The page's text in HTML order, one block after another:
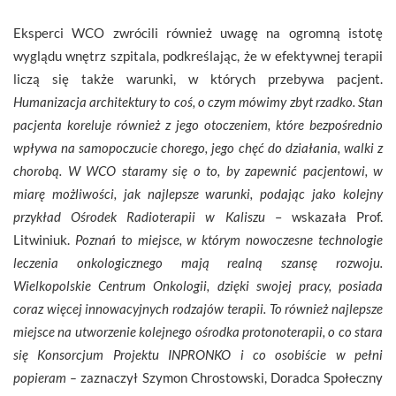
Eksperci WCO zwrócili również uwagę na ogromną istotę
wyglądu wnętrz szpitala, podkreślając, że w efektywnej terapii
liczą się także warunki, w których przebywa pacjent.
Humanizacja architektury to coś, o czym mówimy zbyt rzadko. Stan
pacjenta koreluje również z jego otoczeniem, które bezpośrednio
wpływa na samopoczucie chorego, jego chęć do działania, walki z
chorobą. W WCO staramy się o to, by zapewnić pacjentowi, w
miarę możliwości, jak najlepsze warunki, podając jako kolejny
przykład Ośrodek Radioterapii w Kaliszu – wskazała Prof.
Litwiniuk. Poznań to miejsce, w którym nowoczesne technologie
leczenia onkologicznego mają realną szansę rozwoju.
Wielkopolskie Centrum Onkologii, dzięki swojej pracy, posiada
coraz więcej innowacyjnych rodzajów terapii. To również najlepsze
miejsce na utworzenie kolejnego ośrodka protonoterapii, o co stara
się Konsorcjum Projektu INPRONKO i co osobiście w pełni
popieram –zaznaczył Szymon Chrostowski, Doradca Społeczny